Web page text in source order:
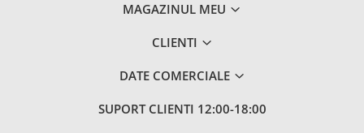
MAGAZINUL MEU
CLIENTI
DATE COMERCIALE
SUPORT CLIENTI 12:00-18:00